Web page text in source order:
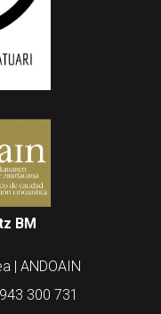
BM
| ANDOAIN
300 731